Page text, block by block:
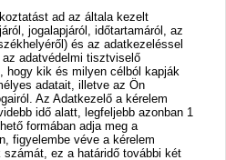
ad az általa kezelt
jogalapjáról, időtartamáról, az
és az adatkezeléssel
adatvédelmi tisztviselő
hogy kik és milyen célból kapják
adatait, illetve az Ön
Az Adatkezelő a kérelem
idő alatt, legfeljebb azonban 1
formában adja meg a
figyelembe véve a kérelem
ez a határidő további két